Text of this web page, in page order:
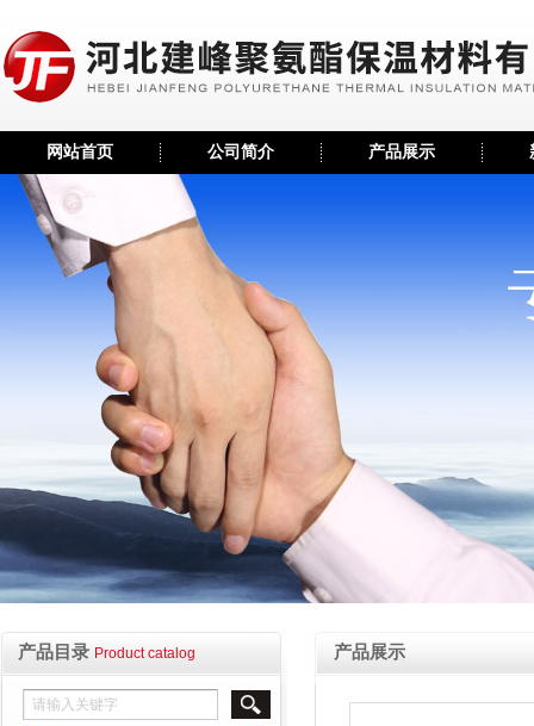
网站首页 公司简介 产品展示
产品目录 Product catalog 产品展示